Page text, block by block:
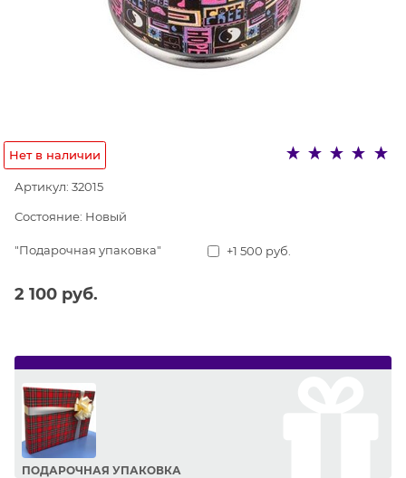
Нет в наличии
Артикул: 32015
Состояние: Новый
"Подарочная упаковка" +1 500 руб.
2 100 руб.
ПОДАРОЧНАЯ УПАКОВКА